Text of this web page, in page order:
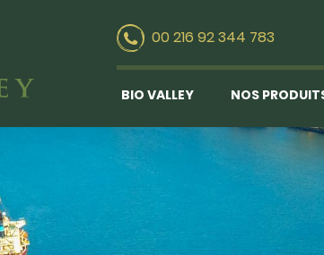
00 216 92 344 783
BIO VALLEY NOS